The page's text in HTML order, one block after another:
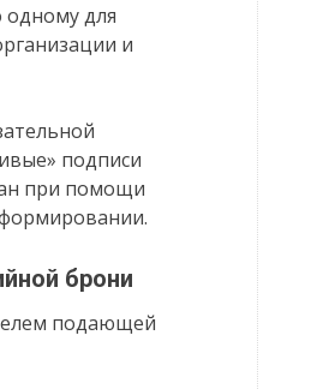
для
и
подписи
при помощи
брони
подающей